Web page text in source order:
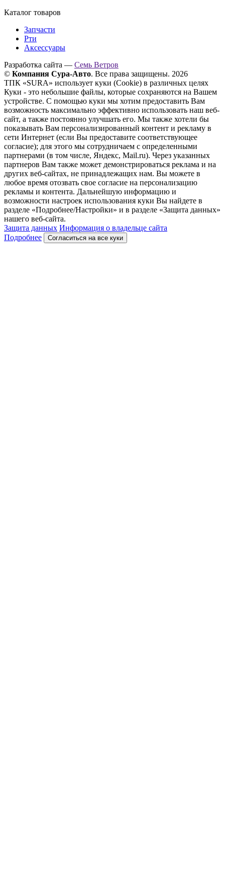
Каталог товаров
Запчасти
Рти
Аксессуары
Разработка сайта — Семь Ветров
© Компания Сура-Авто. Все права защищены. 2026
ТПК «SURA» использует куки (Cookie) в различных целях
Куки - это небольшие файлы, которые сохраняются на Вашем
устройстве. С помощью куки мы хотим предоставить Вам
возможность максимально эффективно использовать наш веб-
сайт, а также постоянно улучшать его. Мы также хотели бы
показывать Вам персонализированный контент и рекламу в
сети Интернет (если Вы предоставите соответствующее
согласие); для этого мы сотрудничаем с определенными
партнерами (в том числе, Яндекс, Mail.ru). Через указанных
партнеров Вам также может демонстрироваться реклама и на
других веб-сайтах, не принадлежащих нам. Вы можете в
любое время отозвать свое согласие на персонализацию
рекламы и контента. Дальнейшую информацию и
возможности настроек использования куки Вы найдете в
разделе «Подробнее/Настройки» и в разделе «Защита данных»
нашего веб-сайта.
Защита данных Информация о владельце сайта
Подробнее
Согласиться на все куки